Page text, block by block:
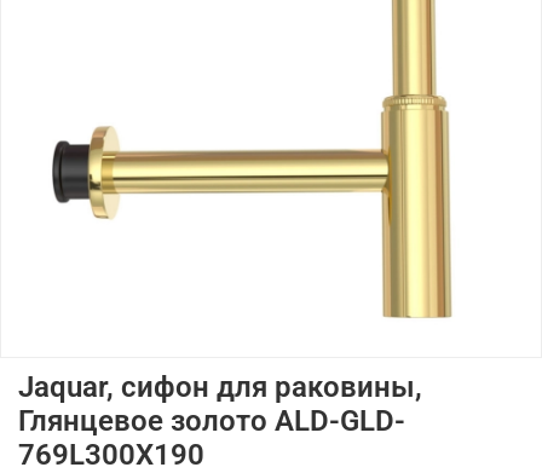
Jaquar, сифон для раковины,
Глянцевое золото ALD-GLD-
769L300X190